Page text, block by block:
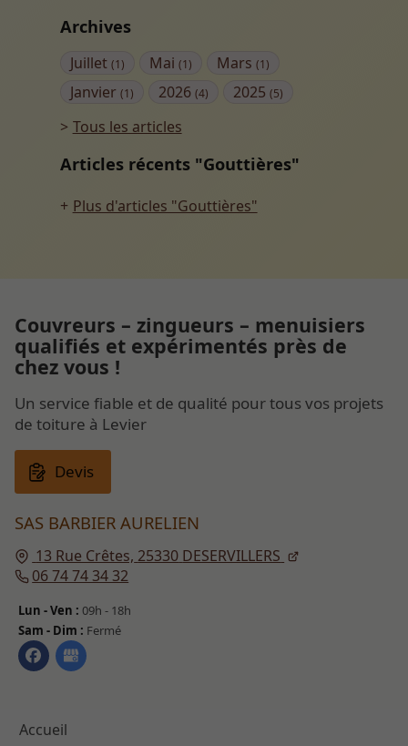
Archives
Juillet (1) Mai(1) Mars(1)
Janvier (1) 2026(4) 2025(5)
Tous les articles
Articles récents "Gouttières"
Plus d'articles "Gouttières"
SAS BARBIER AURELIEN
13 Rue Crêtes, 25330 DESERVILLERS
06 74 74 34 32
Lun - Ven : 09h - 18h
Sam - Dim : Fermé
Accueil
Couvreurs – zingueurs – menuisiers
qualifiés et expérimentés près de
chez vous !
Un service fiable et de qualité pour tous vos projets
de toiture à Levier
Devis